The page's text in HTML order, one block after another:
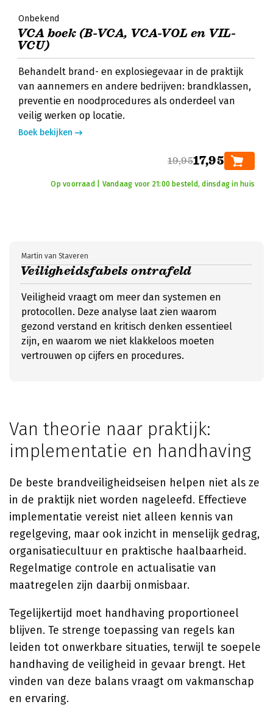
Onbekend
VCA boek (B-VCA, VCA-VOL en VIL-
VCU)
Behandelt brand- en explosiegevaar in de praktijk
van aannemers en andere bedrijven: brandklassen,
preventie en noodprocedures als onderdeel van
veilig werken op locatie.
Boek bekijken
19,9517,95
Op voorraad | Vandaag voor 21:00 besteld, dinsdag in huis
Veiligheidsfabels ontrafeld
Martin van Staveren
Veiligheid vraagt om meer dan systemen en
protocollen. Deze analyse laat zien waarom
gezond verstand en kritisch denken essentieel
zijn, en waarom we niet klakkeloos moeten
vertrouwen op cijfers en procedures.
Van theorie naar praktijk:
implementatie en handhaving
De beste brandveiligheidseisen helpen niet als ze
in de praktijk niet worden nageleefd. Effectieve
implementatie vereist niet alleen kennis van
regelgeving, maar ook inzicht in menselijk gedrag,
organisatiecultuur en praktische haalbaarheid.
Regelmatige controle en actualisatie van
maatregelen zijn daarbij onmisbaar.
Tegelijkertijd moet handhaving proportioneel
blijven. Te strenge toepassing van regels kan
leiden tot onwerkbare situaties, terwijl te soepele
handhaving de veiligheid in gevaar brengt. Het
vinden van deze balans vraagt om vakmanschap
en ervaring.